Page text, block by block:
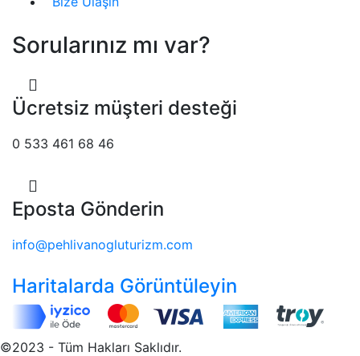
Sorularınız mı var?
Ücretsiz müşteri desteği
0 533 461 68 46
Eposta Gönderin
info@pehlivanogluturizm.com
Haritalarda Görüntüleyin
©2023 - Tüm Hakları Saklıdır.